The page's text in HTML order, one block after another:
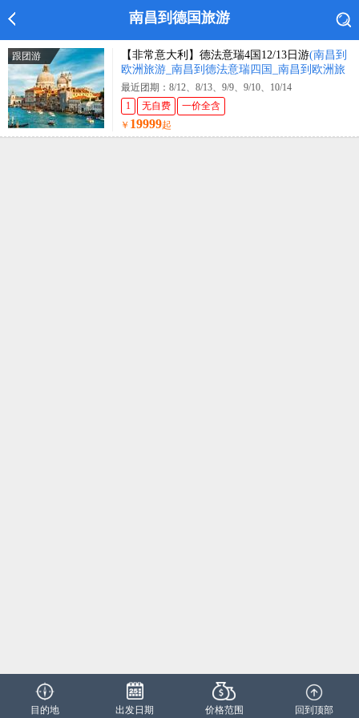
南昌到德国旅游
跟团游 【非常意大利】德法意瑞4国12/13日游(南昌到
欧洲旅游_南昌到德法意瑞四国_南昌到欧洲旅
游报价)
最近团期：8/12、8/13、9/9、9/10、10/14
1
无自费
一价全含
￥ 19999起
目的地 出发日期 价格范围 回到顶部